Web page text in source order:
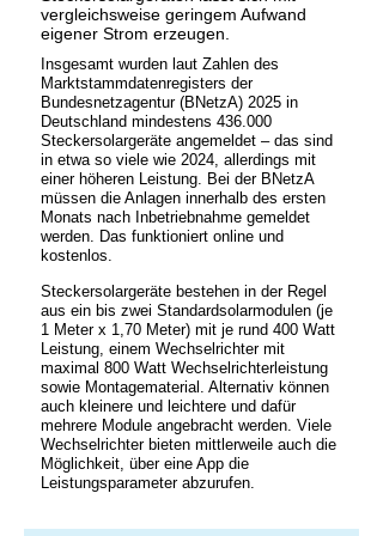
vergleichsweise geringem Aufwand
eigener Strom erzeugen.
Insgesamt wurden laut Zahlen des
Marktstammdatenregisters der
Bundesnetzagentur (BNetzA) 2025 in
Deutschland mindestens 436.000
Steckersolargeräte angemeldet – das sind
in etwa so viele wie 2024, allerdings mit
einer höheren Leistung. Bei der BNetzA
müssen die Anlagen innerhalb des ersten
Monats nach Inbetriebnahme gemeldet
werden. Das funktioniert online und
kostenlos.
Steckersolargeräte bestehen in der Regel
aus ein bis zwei Standardsolarmodulen (je
1 Meter x 1,70 Meter) mit je rund 400 Watt
Leistung, einem Wechselrichter mit
maximal 800 Watt Wechselrichterleistung
sowie Montagematerial. Alternativ können
auch kleinere und leichtere und dafür
mehrere Module angebracht werden. Viele
Wechselrichter bieten mittlerweile auch die
Möglichkeit, über eine App die
Leistungsparameter abzurufen.